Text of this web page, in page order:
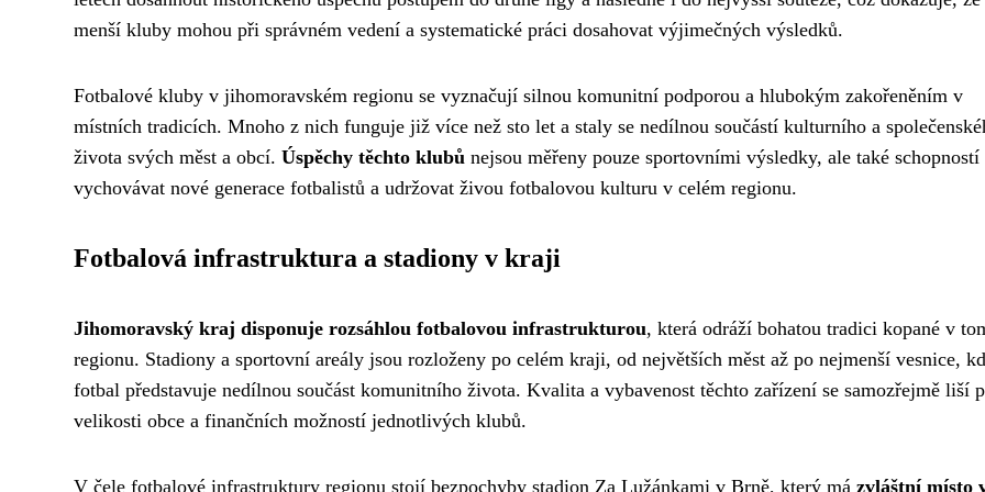
menší kluby mohou při správném vedení a systematické práci dosahovat výjimečných výsledků.
Fotbalové kluby v jihomoravském regionu se vyznačují silnou komunitní podporou a hlubokým zakořeněním v
místních tradicích. Mnoho z nich funguje již více než sto let a staly se nedílnou součástí kulturního a
života svých měst a obcí. Úspěchy těchto klubů nejsou měřeny pouze sportovními výsledky, ale také schopností
vychovávat nové generace fotbalistů a udržovat živou fotbalovou kulturu v celém regionu.
Fotbalová infrastruktura a stadiony v kraji
Jihomoravský kraj disponuje rozsáhlou fotbalovou infrastrukturou, která odráží bohatou tradici kopané v
regionu. Stadiony a sportovní areály jsou rozloženy po celém kraji, od největších měst až po nejmenší vesnice,
fotbal představuje nedílnou součást komunitního života. Kvalita a vybavenost těchto zařízení se samozřejmě liší
velikosti obce a finančních možností jednotlivých klubů.
V čele fotbalové infrastruktury regionu stojí bezpochyby stadion Za Lužánkami v Brně, který má zvláštní místo